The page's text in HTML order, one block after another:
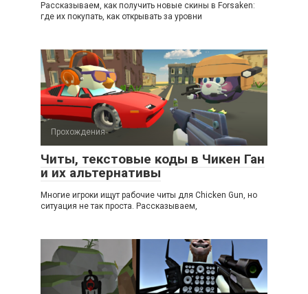
Рассказываем, как получить новые скины в Forsaken:
где их покупать, как открывать за уровни
Прохождения
Читы, текстовые коды в Чикен Ган
и их альтернативы
Многие игроки ищут рабочие читы для Chicken Gun, но
ситуация не так проста. Рассказываем,